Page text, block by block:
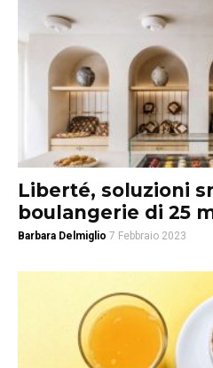
Liberté, soluzioni
boulangerie di 25
Barbara Delmiglio 7 Febbraio 2023